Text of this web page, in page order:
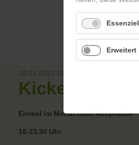
20.01.2022 18:00
Kickerturnier
Einmal im Monat nach Absprache
18-23.30 Uhr
Erweitert